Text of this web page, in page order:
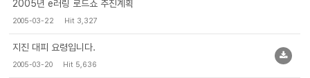
2005년 e러링 로드쇼 추진계획
2005-03-22 Hit 3,327
지진 대피 요령입니다.
2005-03-20 Hit 5,636